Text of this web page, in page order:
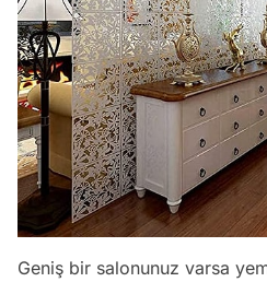
Geniş bir salonunuz varsa